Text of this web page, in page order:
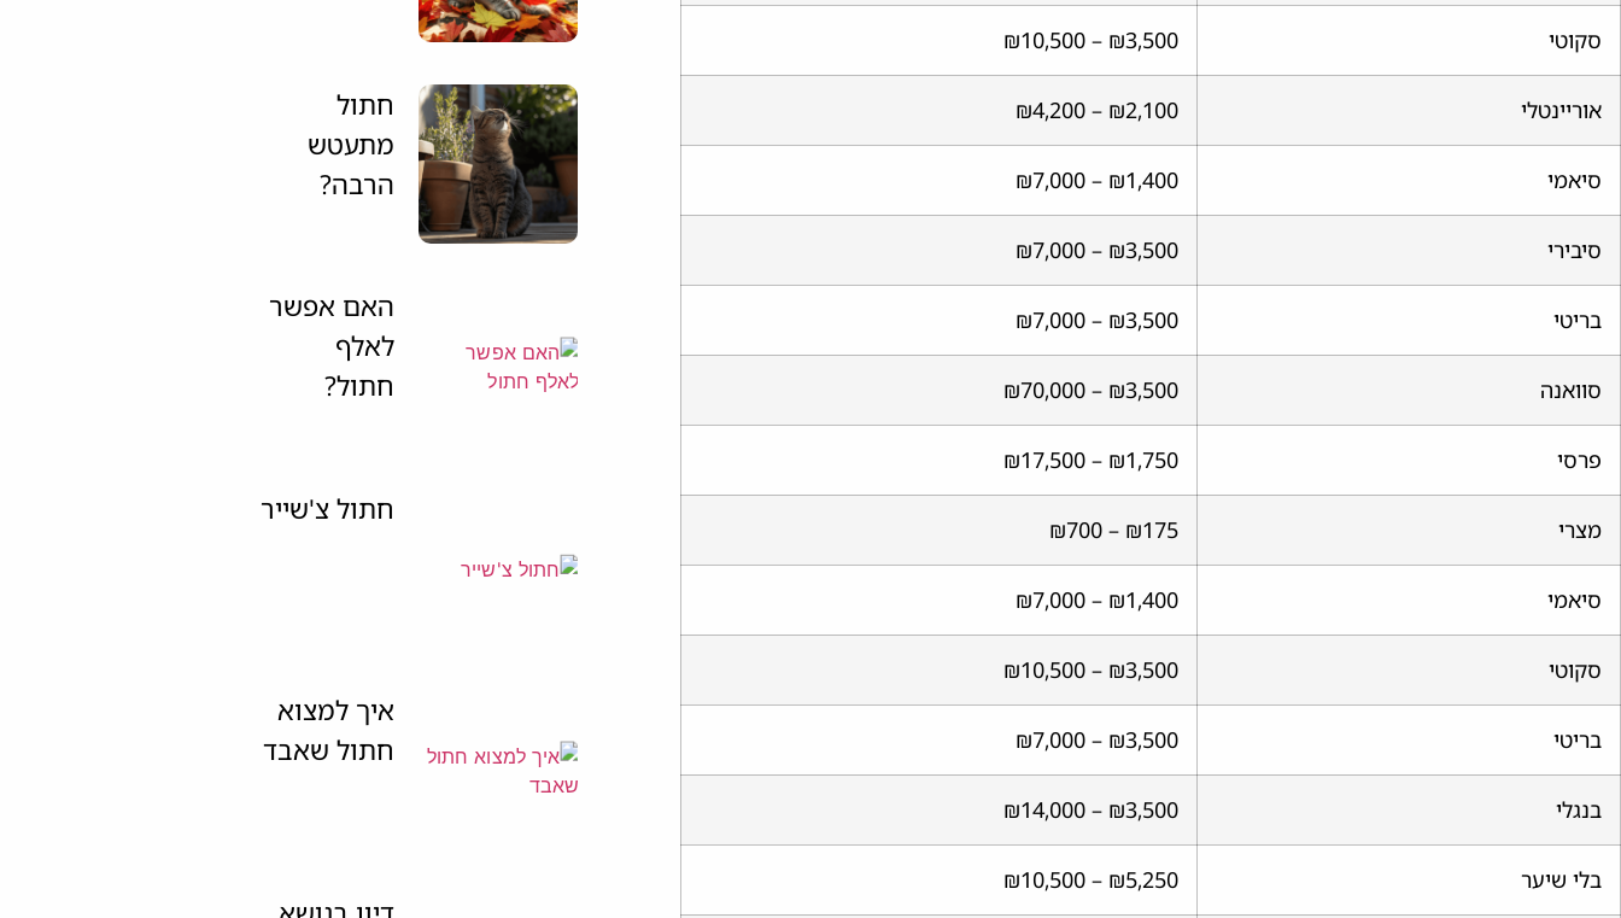
סקוטי ₪3,500 – ₪10,500
אוריינטלי ₪2,100 – ₪4,200
סיאמי ₪1,400 – ₪7,000
סיבירי ₪3,500 – ₪7,000
בריטי ₪3,500 – ₪7,000
סוואנה ₪3,500 – ₪70,000
פרסי ₪1,750 – ₪17,500
מצרי ₪175 – ₪700
סיאמי ₪1,400 – ₪7,000
סקוטי ₪3,500 – ₪10,500
בריטי ₪3,500 – ₪7,000
בנגלי ₪3,500 – ₪14,000
בלי שיער ₪5,250 – ₪10,500
חתול
מתעטש
הרבה?
האם אפשר
לאלף
חתול?
חתול צ'שייר
איך למצוא
חתול שאבד